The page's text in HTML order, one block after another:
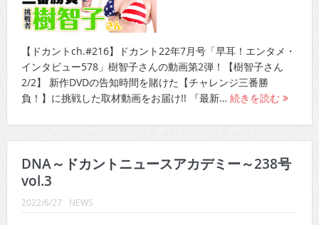
CINEMA×STYLE 294号
【ドカントch.#216】ドカント22年7月号「早耳！エンタメ・
インタビュー578」樹智子さんの動画第2弾！【樹智子さん
2/2】 新作DVDの告知時間を賭けた【チャレンジ三番勝
負！】に挑戦した取材動画をお届け!! 『最新… 続きを読む
DNA～ドカントニュースアカデミー～238号
vol.3
2022/6/27 NEWS